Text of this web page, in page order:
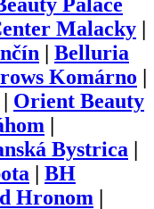
Palace
Malacky
Belluria
Komárno
Orient Beauty
Bystrica
BH
Hronom